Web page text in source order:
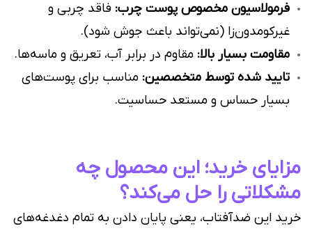
فرمولاسیون مخصوص پوست چرب: فاقد چربی و
غیرکومدون‌زا (نمی‌تواند باعث جوش شود).
مقاومت بسیار بالا: مقاوم در برابر آب، تعریق و ماسه‌ها.
تایید شده توسط متخصصین: مناسب برای پوست‌های
بسیار حساس و مستعد حساسیت.
مزایای خرید؛ این محصول چه
مشکلاتی را حل می‌کند؟
خرید این ضدآفتاب، یعنی پایان دادن به تمام دغدغه‌های